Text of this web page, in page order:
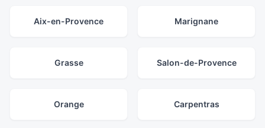
Aix-en-Provence Marignane
Grasse Salon-de-Provence
Orange Carpentras